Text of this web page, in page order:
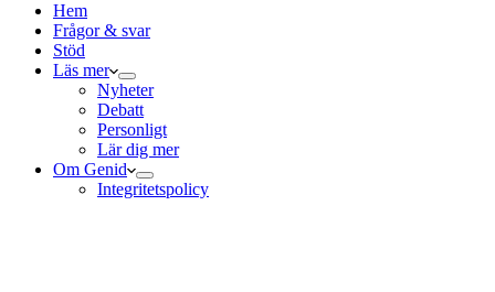
Hem
Frågor & svar
Stöd
Läs mer
Nyheter
Debatt
Personligt
Lär dig mer
Om Genid
Integritetspolicy